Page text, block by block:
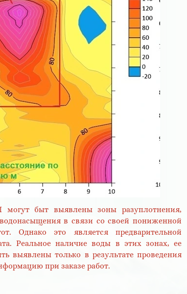
быт выявлены зоны разуплотнения,
в связи со своей пониженной
Однако это является предварительной
Реальное наличие воды в этих зонах, ее
выявлены только в результате проведения
при заказе работ.